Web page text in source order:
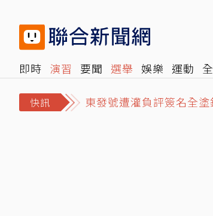
即時 演習 要聞 選舉 娛樂 運動
快訊
香港詞壇才子黎彼得離
東發號遭灌負評簽名全